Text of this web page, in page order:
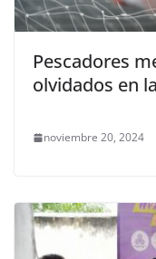
Pescadores
olvidados en
noviembre 20, 2024